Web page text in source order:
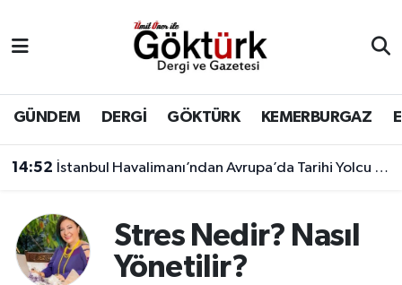
GÜNDEM DERGİ GÖKTÜRK KEMERBURGAZ
14:52 İstanbul Havalimanı’ndan Avrupa’da Tarihi Yolcu Rekoru
Stres Nedir? Nasıl
Yönetilir?
BİLİM
DERGİ
EĞİTİM
Eyüpsultan Hava Durumu
Eyüpsultan Trafik Yoğunluk Haritası
Süper Lig Puan Durumu ve Fikstür
Son Dakika Haberleri